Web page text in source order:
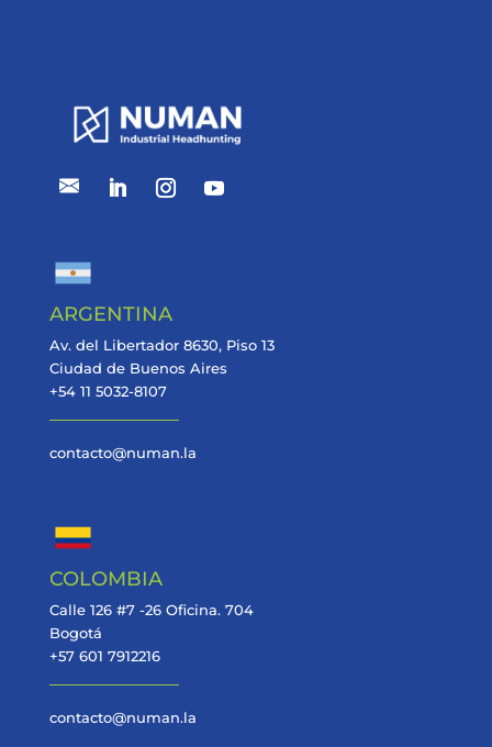
ARGENTINA
Av. del Libertador 8630, Piso 13
Ciudad de Buenos Aires
+54 11 5032-8107
contacto@numan.la
COLOMBIA
Calle 126 #7 -26 Oficina. 704
Bogotá
+57 601 7912216
contacto@numan.la